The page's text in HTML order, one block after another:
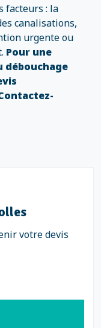
facteurs : la
canalisations,
urgente ou
Pour une
débouchage
votre devis